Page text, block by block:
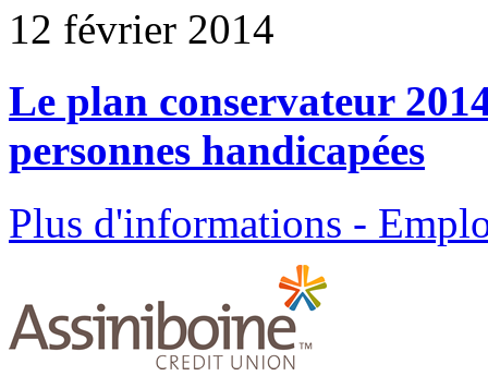
12 février 2014
Le plan conservateur
personnes handicapées
Plus d'informations -